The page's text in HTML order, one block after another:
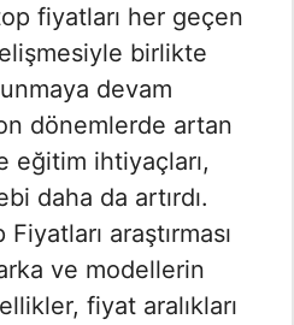
fiyatları her geçen
birlikte
devam
dönemlerde artan
eğitim ihtiyaçları,
daha da artırdı.
araştırması
ve modellerin
fiyat aralıkları